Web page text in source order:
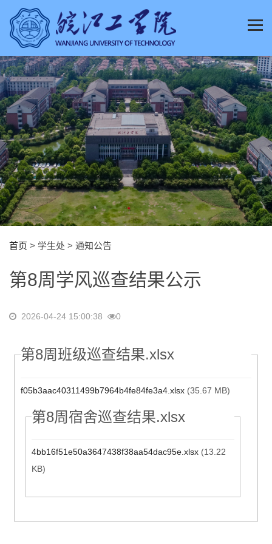
首页 > 学生处 > 通知公告
第8周学风巡查结果公示
2026-04-24 15:00:38 0
第8周班级巡查结果.xlsx
f05b3aac40311499b7964b4fe84fe3a4.xlsx (35.67 MB)
第8周宿舍巡查结果.xlsx
4bb16f51e50a3647438f38aa54dac95e.xlsx(13.22
KB)